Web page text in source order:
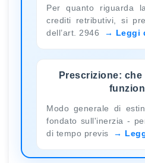
Per quanto riguarda
crediti retributivi, si
dell’art. 2946
Leggi
Prescrizione:
Modo generale di
fondato sull'inerzia -
di tempo previs